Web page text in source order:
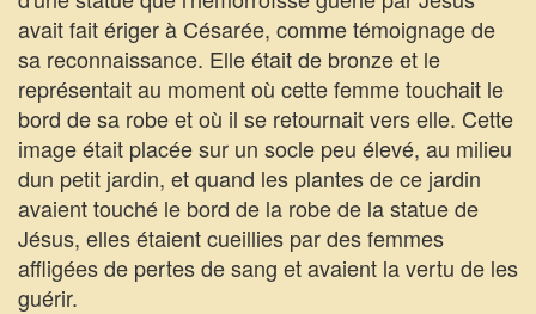
avait fait ériger à Césarée, comme témoignage de
sa reconnaissance. Elle était de bronze et le
représentait au moment où cette femme touchait le
bord de sa robe et où il se retournait vers elle. Cette
image était placée sur un socle peu élevé, au milieu
dun petit jardin, et quand les plantes de ce jardin
avaient touché le bord de la robe de la statue de
Jésus, elles étaient cueillies par des femmes
affligées de pertes de sang et avaient la vertu de les
guérir.